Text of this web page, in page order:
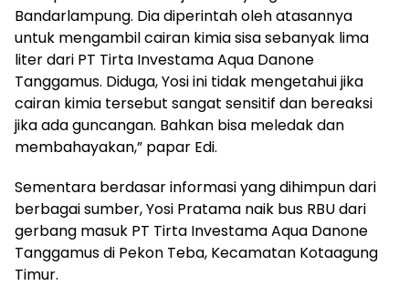
Bandarlampung. Dia diperintah oleh atasannya
untuk mengambil cairan kimia sisa sebanyak lima
liter dari PT Tirta Investama Aqua Danone
Tanggamus. Diduga, Yosi ini tidak mengetahui jika
cairan kimia tersebut sangat sensitif dan bereaksi
jika ada guncangan. Bahkan bisa meledak dan
membahayakan,” papar Edi.
Sementara berdasar informasi yang dihimpun dari
berbagai sumber, Yosi Pratama naik bus RBU dari
gerbang masuk PT Tirta Investama Aqua Danone
Tanggamus di Pekon Teba, Kecamatan Kotaagung
Timur.